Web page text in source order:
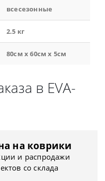
всесезонные
2.5 кг
80см x 60см x 5см
в EVA-
на коврики
и распродажи
со склада